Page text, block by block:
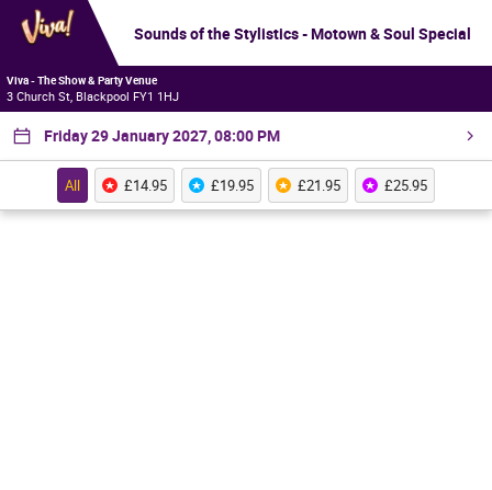
Sounds of the Stylistics - Motown & Soul Special
Viva - The Show & Party Venue
3 Church St, Blackpool FY1 1HJ
Friday 29 January 2027, 08:00 PM
All £14.95 £19.95 £21.95 £25.95